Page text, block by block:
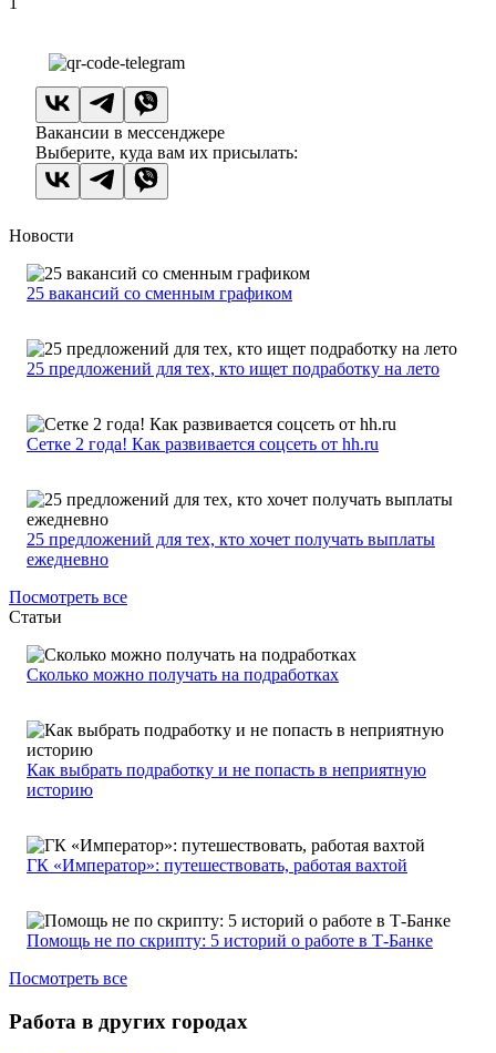
Вакансии в мессенджере
Выберите, куда вам их присылать:
Новости
25 вакансий со сменным графиком
25 предложений для тех, кто ищет подработку на лето
Сетке 2 года! Как развивается соцсеть от hh.ru
25 предложений для тех, кто хочет получать выплаты
ежедневно
Посмотреть все
Статьи
Сколько можно получать на подработках
Как выбрать подработку и не попасть в неприятную
историю
ГК «Император»: путешествовать, работая вахтой
Помощь не по скрипту: 5 историй о работе в Т-Банке
Посмотреть все
Работа в других городах